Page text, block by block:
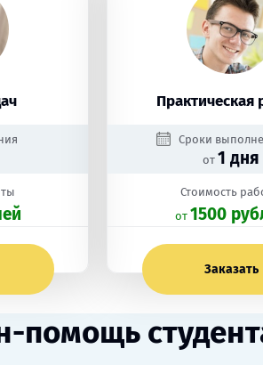
Практическая
Сроки
от 1 дня
Стоимость
oт 1500
Заказать